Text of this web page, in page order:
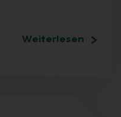
Weiterlesen